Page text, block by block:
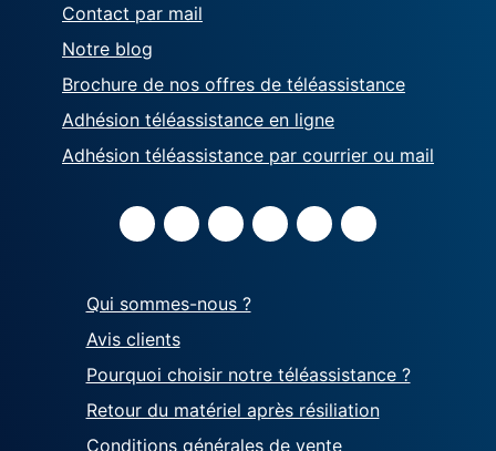
Contact par mail
Notre blog
Brochure de nos offres de téléassistance
Adhésion téléassistance en ligne
Adhésion téléassistance par courrier ou mail
Qui sommes-nous ?
Avis clients
Pourquoi choisir notre téléassistance ?
Retour du matériel après résiliation
Conditions générales de vente